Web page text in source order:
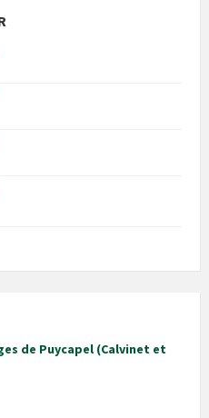
de Puycapel (Calvinet et